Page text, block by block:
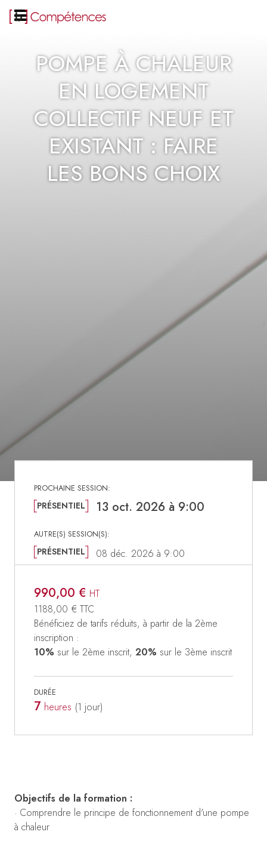
POMPE À CHALEUR
EN LOGEMENT
COLLECTIF NEUF ET
EXISTANT : FAIRE
LES BONS CHOIX
PRÉSENTIEL 13 oct. 2026 à 9:00
PRÉSENTIEL 08 déc. 2026 à 9:00
990,00 € HT
1188,00 € TTC
Bénéficiez de tarifs réduits, à partir de la 2ème
inscription :
10% sur le 2ème inscrit, 20% sur le 3ème inscrit
DURÉE
7 heures (1 jour)
Objectifs de la formation :
· Comprendre le principe de fonctionnement d'une pompe
à chaleur